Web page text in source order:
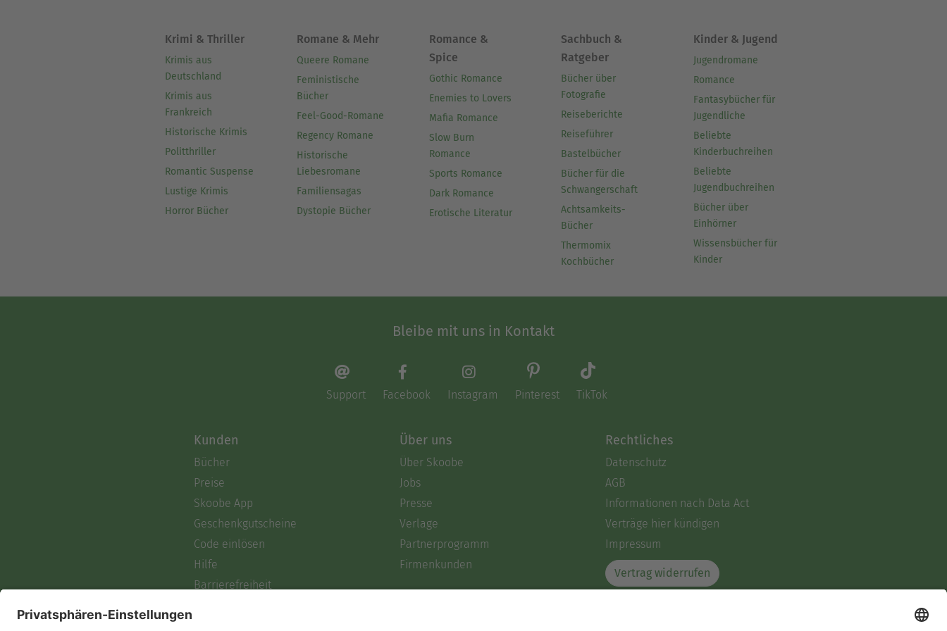
Krimi & Thriller
Krimis aus
Deutschland
Krimis aus
Frankreich
Historische Krimis
Politthriller
Romantic Suspense
Lustige Krimis
Horror Bücher
Romane & Mehr
Queere Romane
Feministische
Bücher
Feel-Good-Romane
Regency Romane
Historische
Liebesromane
Familiensagas
Dystopie Bücher
Romance &
Spice
Gothic Romance
Enemies to Lovers
Mafia Romance
Slow Burn
Romance
Sports Romance
Dark Romance
Erotische Literatur
Sachbuch &
Ratgeber
Bücher über
Fotografie
Reiseberichte
Reiseführer
Bastelbücher
Bücher für die
Schwangerschaft
Achtsamkeits-
Bücher
Thermomix
Kochbücher
Kinder & Jugend
Jugendromane
Romance
Fantasybücher für
Jugendliche
Beliebte
Kinderbuchreihen
Beliebte
Jugendbuchreihen
Bücher über
Einhörner
Wissensbücher für
Kinder
Bleibe mit uns in Kontakt
Support Facebook Instagram Pinterest TikTok
Kunden
Bücher
Preise
Skoobe App
Geschenkgutscheine
Code einlösen
Hilfe
Barrierefreiheit
Über uns
Über Skoobe
Jobs
Presse
Verlage
Partnerprogramm
Firmenkunden
Rechtliches
Datenschutz
AGB
Informationen nach Data Act
Verträge hier kündigen
Impressum
Vertrag widerrufen